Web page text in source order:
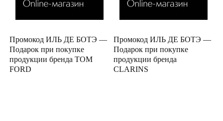
Промокод ИЛЬ ДЕ БОТЭ —
Подарок при покупке
продукции бренда TOM
FORD
Промокод ИЛЬ ДЕ БОТЭ —
Подарок при покупке
продукции бренда
CLARINS